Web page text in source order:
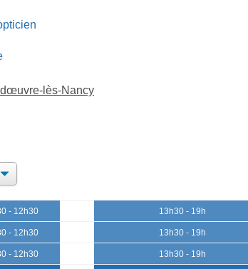
lès-Nancy
- 12h30 13h30 - 19h
- 12h30 13h30 - 19h
- 12h30 13h30 - 19h